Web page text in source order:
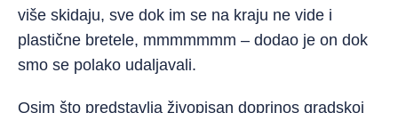
više skidaju, sve dok im se na kraju ne vide i
plastične bretele, mmmmmmm – dodao je on dok
smo se polako udaljavali.
Osim što predstavlja živopisan doprinos gradskoj